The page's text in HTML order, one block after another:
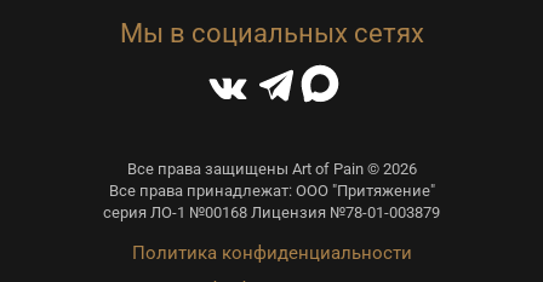
Мы в социальных сетях
Все права защищены Art of Pain © 2026
Все права принадлежат: ООО "Притяжение"
серия ЛО-1 №00168 Лицензия №78-01-003879
Политика конфиденциальности